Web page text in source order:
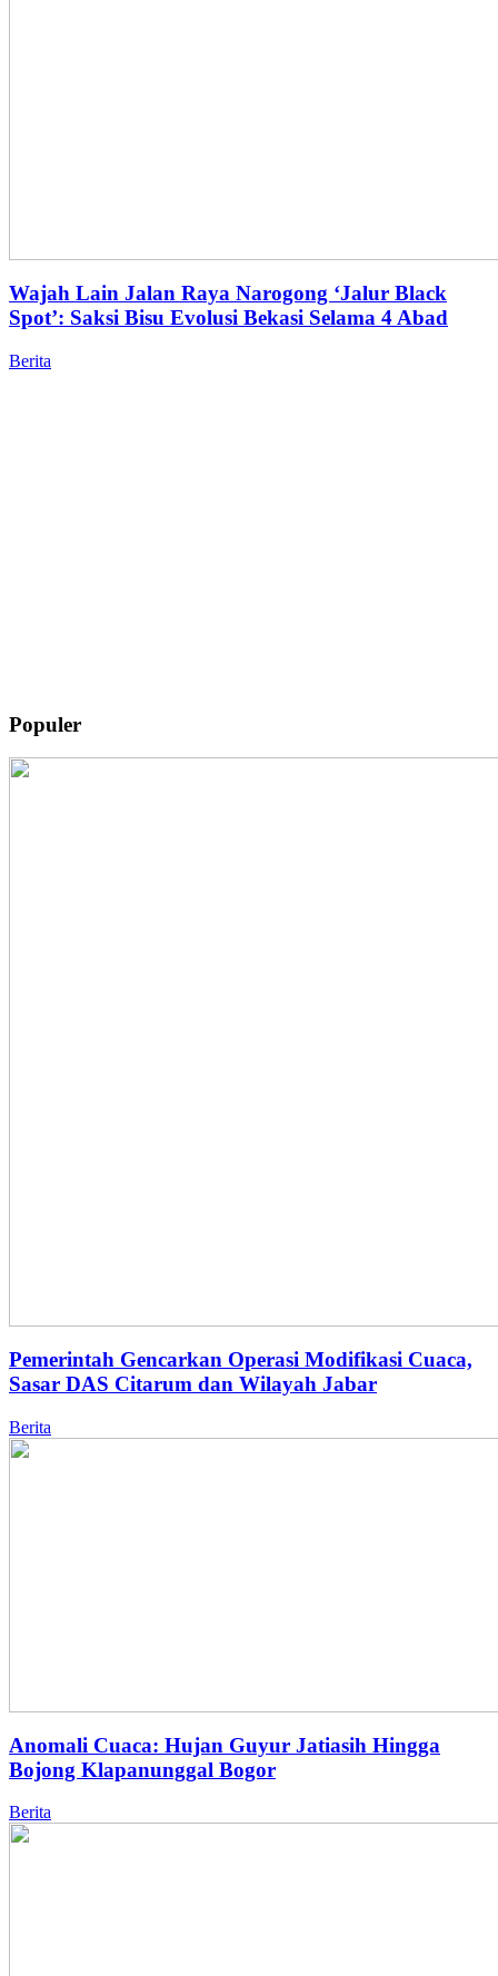
Wajah Lain Jalan Raya Narogong ‘Jalur Black
Spot’: Saksi Bisu Evolusi Bekasi Selama 4 Abad
Berita
Populer
Pemerintah Gencarkan Operasi Modifikasi Cuaca,
Sasar DAS Citarum dan Wilayah Jabar
Berita
Anomali Cuaca: Hujan Guyur Jatiasih Hingga
Bojong Klapanunggal Bogor
Berita